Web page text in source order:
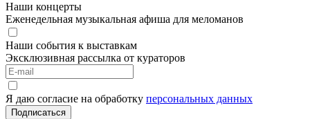
Наши концерты
Еженедельная музыкальная афиша для меломанов
Наши события к выставкам
Эксклюзивная рассылка от кураторов
Я даю согласие на обработку персональных данных
Подписаться